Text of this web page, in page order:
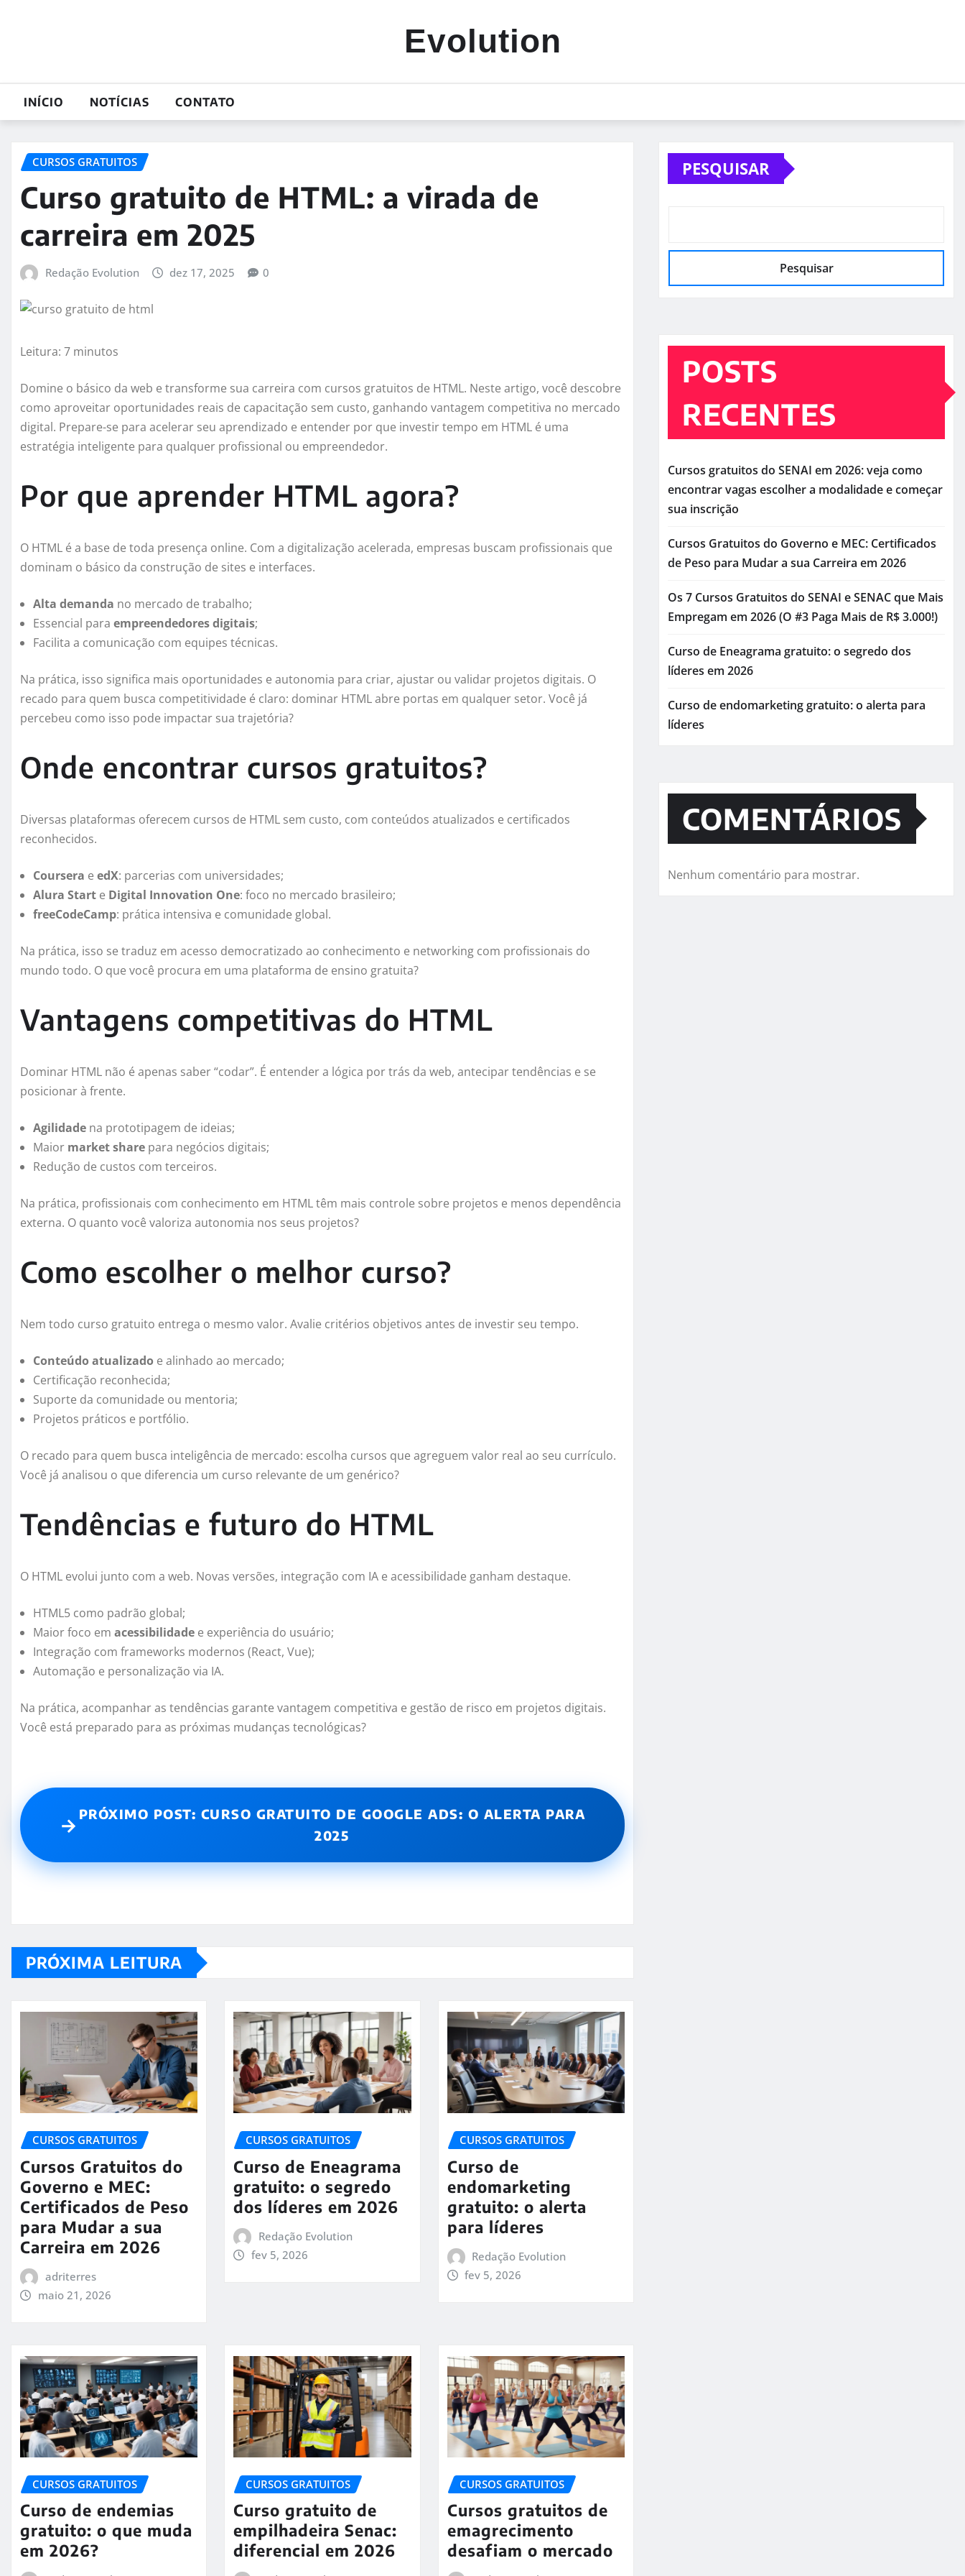
Evolution
INÍCIO NOTÍCIAS CONTATO
CURSOS GRATUITOS
Curso gratuito de HTML: a virada de
carreira em 2025
Redação Evolution dez 17, 2025 0
Leitura: 7 minutos
Domine o básico da web e transforme sua carreira com cursos gratuitos de HTML. Neste artigo, você descobre
como aproveitar oportunidades reais de capacitação sem custo, ganhando vantagem competitiva no mercado
digital. Prepare-se para acelerar seu aprendizado e entender por que investir tempo em HTML é uma
estratégia inteligente para qualquer profissional ou empreendedor.
Por que aprender HTML agora?
O HTML é a base de toda presença online. Com a digitalização acelerada, empresas buscam profissionais que
dominam o básico da construção de sites e interfaces.
Alta demanda no mercado de trabalho;
Essencial para empreendedores digitais;
Facilita a comunicação com equipes técnicas.
Na prática, isso significa mais oportunidades e autonomia para criar, ajustar ou validar projetos digitais. O
recado para quem busca competitividade é claro: dominar HTML abre portas em qualquer setor. Você já
percebeu como isso pode impactar sua trajetória?
Onde encontrar cursos gratuitos?
Diversas plataformas oferecem cursos de HTML sem custo, com conteúdos atualizados e certificados
reconhecidos.
Coursera e edX: parcerias com universidades;
Alura Start e Digital Innovation One: foco no mercado brasileiro;
freeCodeCamp: prática intensiva e comunidade global.
Na prática, isso se traduz em acesso democratizado ao conhecimento e networking com profissionais do
mundo todo. O que você procura em uma plataforma de ensino gratuita?
Vantagens competitivas do HTML
Dominar HTML não é apenas saber “codar”. É entender a lógica por trás da web, antecipar tendências e se
posicionar à frente.
Agilidade na prototipagem de ideias;
Maior market share para negócios digitais;
Redução de custos com terceiros.
Na prática, profissionais com conhecimento em HTML têm mais controle sobre projetos e menos dependência
externa. O quanto você valoriza autonomia nos seus projetos?
Como escolher o melhor curso?
Nem todo curso gratuito entrega o mesmo valor. Avalie critérios objetivos antes de investir seu tempo.
Conteúdo atualizado e alinhado ao mercado;
Certificação reconhecida;
Suporte da comunidade ou mentoria;
Projetos práticos e portfólio.
O recado para quem busca inteligência de mercado: escolha cursos que agreguem valor real ao seu currículo.
Você já analisou o que diferencia um curso relevante de um genérico?
Tendências e futuro do HTML
O HTML evolui junto com a web. Novas versões, integração com IA e acessibilidade ganham destaque.
HTML5 como padrão global;
Maior foco em acessibilidade e experiência do usuário;
Integração com frameworks modernos (React, Vue);
Automação e personalização via IA.
Na prática, acompanhar as tendências garante vantagem competitiva e gestão de risco em projetos digitais.
Você está preparado para as próximas mudanças tecnológicas?
→ PRÓXIMO POST: CURSO GRATUITO DE GOOGLE ADS: O ALERTA PARA
2025
PRÓXIMA LEITURA
CURSOS GRATUITOS
Cursos Gratuitos do
Governo e MEC:
Certificados de Peso
para Mudar a sua
Carreira em 2026
adriterres
maio 21, 2026
CURSOS GRATUITOS
Curso de Eneagrama
gratuito: o segredo
dos líderes em 2026
Redação Evolution
fev 5, 2026
CURSOS GRATUITOS
Curso de
endomarketing
gratuito: o alerta
para líderes
Redação Evolution
fev 5, 2026
CURSOS GRATUITOS
Curso de endemias
gratuito: o que muda
em 2026?
CURSOS GRATUITOS
Curso gratuito de
empilhadeira Senac:
diferencial em 2026
CURSOS GRATUITOS
Cursos gratuitos de
emagrecimento
desafiam o mercado
PESQUISAR
Pesquisar
POSTS
RECENTES
Cursos gratuitos do SENAI em 2026: veja como
encontrar vagas escolher a modalidade e começar
sua inscrição
Cursos Gratuitos do Governo e MEC: Certificados
de Peso para Mudar a sua Carreira em 2026
Os 7 Cursos Gratuitos do SENAI e SENAC que Mais
Empregam em 2026 (O #3 Paga Mais de R$ 3.000!)
Curso de Eneagrama gratuito: o segredo dos
líderes em 2026
Curso de endomarketing gratuito: o alerta para
líderes
COMENTÁRIOS
Nenhum comentário para mostrar.